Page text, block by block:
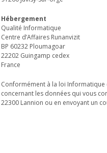
Hébergement
Qualité Informatique
Centre d’Affaires Runanvizit
BP 60232 Ploumagoar
22202 Guingamp cedex
France
Conformément à la loi Informatique
concernant les données qui vous
22300 Lannion ou en envoyant un